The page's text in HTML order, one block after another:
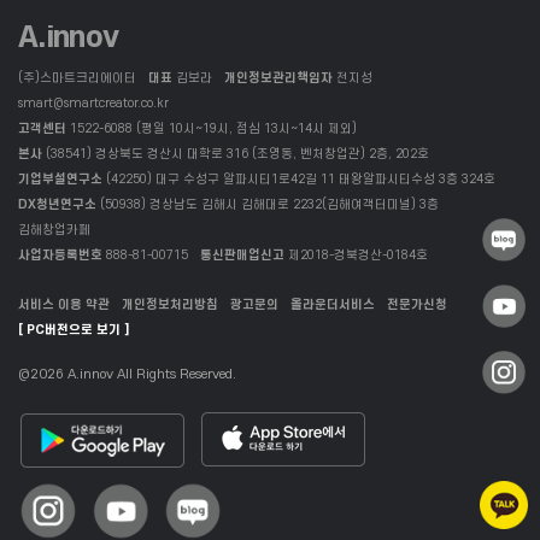
A.innov
(주)스마트크리에이터 대표 김보라 개인정보관리책임자 전지성
smart@smartcreator.co.kr
고객센터 1522-6088 (평일 10시~19시, 점심 13시~14시 제외)
본사 (38541) 경상북도 경산시 대학로 316 (조영동, 벤처창업관) 2층, 202호
기업부설연구소 (42250) 대구 수성구 알파시티1로42길 11 태왕알파시티수성 3층 324호
DX청년연구소 (50938) 경상남도 김해시 김해대로 2232(김해여객터미널) 3층
김해창업카페
사업자등록번호 888-81-00715 통신판매업신고 제2018-경북경산-0184호
서비스 이용 약관 개인정보처리방침 광고문의 올라운더서비스
전문가신청
[ PC버전으로 보기 ]
@2026 A.innov All Rights Reserved.